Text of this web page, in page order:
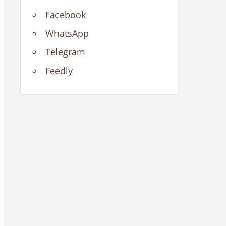
Facebook
WhatsApp
Telegram
Feedly